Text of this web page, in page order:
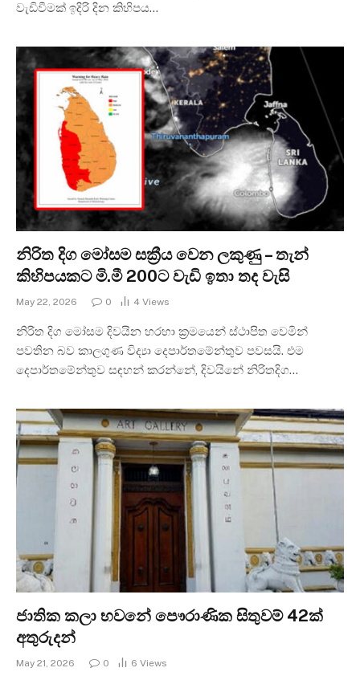
වැඩිවීමක් ඉදිරි දින කිහිපය…
නිරිත දිග මෝසම සක්‍රීය වෙන ලකුණු – තැන්
කිහිපයකට මි.මී 200ට වැඩි ඉතා තද වැසි
May 22, 2026 0 4 Views
නිරිත දිග මෝසම දිවයින හරහා ක්‍රමයෙන් ස්ථාපිත වෙමින්
පවතින බව කාලගුණ විද්‍යා දෙපාර්තමේන්තුව පවසයි. එම
දෙපාර්තමේන්තුව සඳහන් කරන්නේ, දිවයිනේ නිරිතදිග…
ජාතික කලා භවනේ පෞරාණික සිතුවම් 42ක්
අතුරුදන්
May 21, 2026 0 6 Views